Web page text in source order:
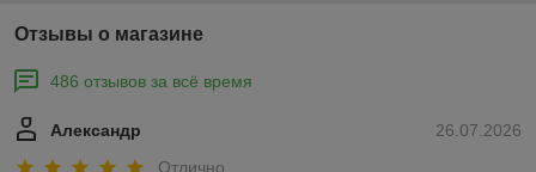
Отзывы о магазине
486 отзывов за всё время
26.07.2026
Александр
Отлично